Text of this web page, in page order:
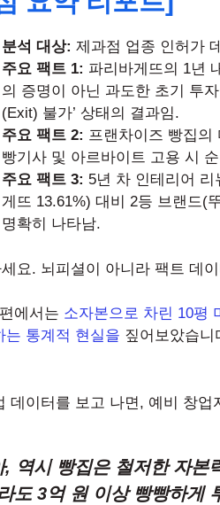
분석 대상: 제과점 업종 인허가
주요 팩트 1: 파리바게뜨의 1년
의 증명이 아닌 과도한 초기 투
(Exit) 불가’ 상태의 결과임.
주요 팩트 2: 프랜차이즈 빵집의
빵기사 및 아르바이트 고용 시
주요 팩트 3: 5년 차 인테리어
게뜨 13.61%) 대비 2등 브랜드(
명확히 나타남.
요. 뇌피셜이 아니라 팩트 데
에서는 소자본으로 차린 10평
는 통계적 현실을 짚어보았습니
데이터를 보고 나면, 예비 창
, 역시 빵집은 철저한 자본
도 3억 원 이상 빵빵하게